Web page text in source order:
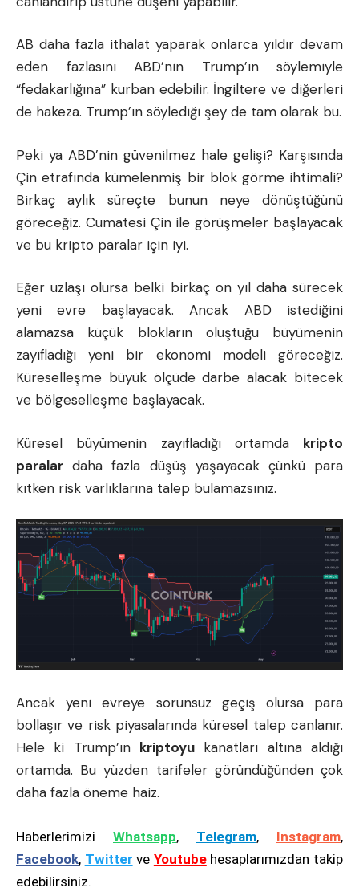
AB daha fazla ithalat yaparak onlarca yıldır devam
eden fazlasını ABD’nin Trump’ın söylemiyle
“fedakarlığına” kurban edebilir. İngiltere ve diğerleri
de hakeza. Trump’ın söylediği şey de tam olarak bu.
Peki ya ABD’nin güvenilmez hale gelişi? Karşısında
Çin etrafında kümelenmiş bir blok görme ihtimali?
Birkaç aylık süreçte bunun neye dönüştüğünü
göreceğiz. Cumatesi Çin ile görüşmeler başlayacak
ve bu kripto paralar için iyi.
Eğer uzlaşı olursa belki birkaç on yıl daha sürecek
yeni evre başlayacak. Ancak ABD istediğini
alamazsa küçük blokların oluştuğu büyümenin
zayıfladığı yeni bir ekonomimodeli göreceğiz.
Küreselleşme büyük ölçüde darbe alacak bitecek
ve bölgeselleşme başlayacak.
Küresel büyümenin zayıfladığı ortamda kripto
paralar daha fazla düşüş yaşayacak çünkü para
kıtken risk varlıklarına talep bulamazsınız.
Ancak yeni evreye sorunsuz geçiş olursa para
bollaşır ve risk piyasalarında küresel talep canlanır.
Hele ki Trump’ın kriptoyu kanatları altına aldığı
ortamda. Bu yüzden tarifeler göründüğünden çok
daha fazla öneme haiz.
Haberlerimizi Whatsapp, Telegram, Instagram,
Facebook, Twitter ve Youtubehesaplarımızdan takip
edebilirsiniz.